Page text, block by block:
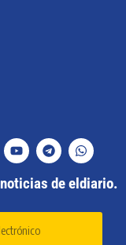
de eldiario.